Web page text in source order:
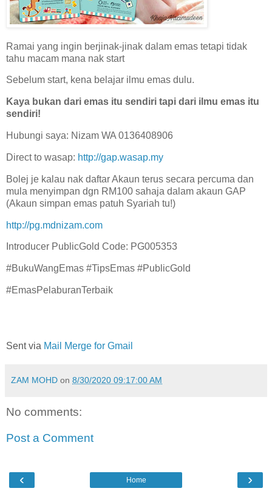
Ramai yang ingin berjinak-jinak dalam emas tetapi tidak
tahu macam mana nak start
Sebelum start, kena belajar ilmu emas dulu.
Kaya bukan dari emas itu sendiri tapi dari ilmu emas itu
sendiri!
Hubungi saya: Nizam WA 0136408906
Direct to wasap: http://gap.wasap.my
Bolej je kalau nak daftar Akaun terus secara percuma dan
mula menyimpan dgn RM100 sahaja dalam akaun GAP
(Akaun simpan emas patuh Syariah tu!)
http://pg.mdnizam.com
Introducer PublicGold Code: PG005353
#BukuWangEmas #TipsEmas #PublicGold
#EmasPelaburanTerbaik
Sent via Mail Merge for Gmail
ZAM MOHD on 8/30/2020 09:17:00 AM
No comments:
Post a Comment
‹ ›
Home